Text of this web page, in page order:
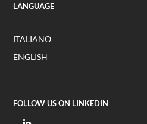
LANGUAGE
ITALIANO
ENGLISH
FOLLOW US ON LINKEDIN